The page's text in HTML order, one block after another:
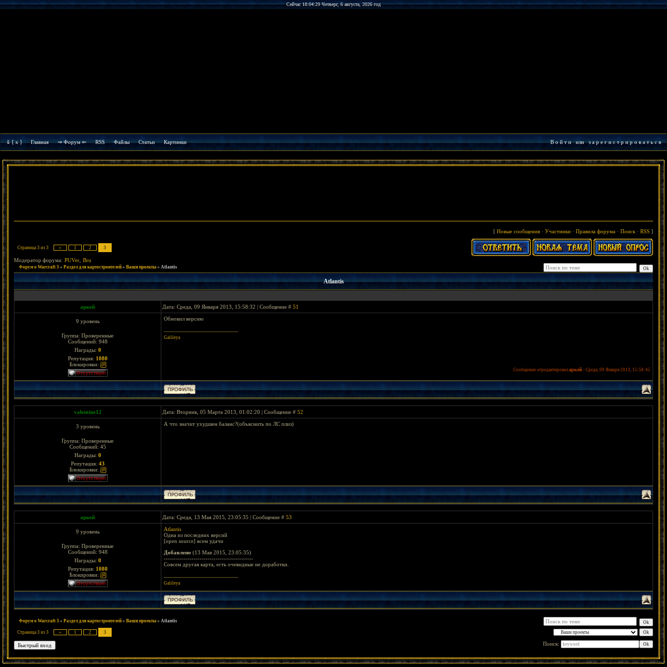
Сейчас 18:04:29 Четверг, 6 августа, 2026 год
⇓ [ x ] Главная ⇒ Форум ⇐ RSS Файлы Cтатьи Картинки В о й т иилиз а р е г и с т р и р о в а т ь с я
[ Новые сообщения · Участники · Правила форума · Поиск · RSS ]
Страница 3 из 3 « 1 2 3
Модератор форума: PUVer Bru
Форум о Warcraft 3 » Раздел для картостроителей » Ваши проекты » Atlantis
Atlantis
аркей Дата: Среда, 09 Января 2013, 15:58:32 | Сообщение # 51
9 уровень
Группа: Проверенные
Сообщений: 948
Награды: 0
Репутация: 1080
Блокировки:
Обновил версию
Galileya
Сообщение отредактировал аркей - Среда, 09 Января 2013, 15:58:45
valentine12 Дата: Вторник, 05 Марта 2013, 01:02:20 | Сообщение # 52
3 уровень
Группа: Проверенные
Сообщений: 45
Награды: 0
Репутация: 43
Блокировки:
А что значит ухудшен баланс?(объяснить по ЛС плиз)
аркей Дата: Среда, 13 Мая 2015, 23:05:35 | Сообщение # 53
9 уровень
Группа: Проверенные
Сообщений: 948
Награды: 0
Репутация: 1080
Блокировки:
Atlantis
Одна из последних версий
[open source] всем удачи
Добавлено (13 Мая 2015, 23:05:35)
---------------------------------------------
Совсем другая карта, есть очевидные не доработки.
Galileya
Форум о Warcraft 3 » Раздел для картостроителей » Ваши проекты » Atlantis
Страница 3 из 3 « 1 2 3
Поиск: